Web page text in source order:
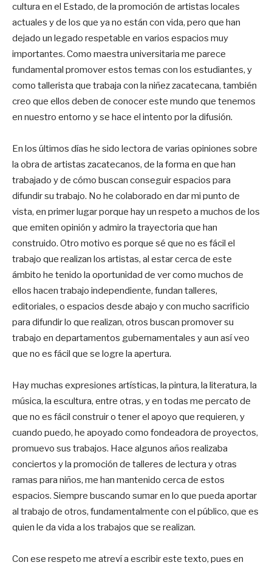
cultura en el Estado, de la promoción de artistas locales
actuales y de los que ya no están con vida, pero que han
dejado un legado respetable en varios espacios muy
importantes. Como maestra universitaria me parece
fundamental promover estos temas con los estudiantes, y
como tallerista que trabaja con la niñez zacatecana, también
creo que ellos deben de conocer este mundo que tenemos
en nuestro entorno y se hace el intento por la difusión.
En los últimos días he sido lectora de varias opiniones sobre
la obra de artistas zacatecanos, de la forma en que han
trabajado y de cómo buscan conseguir espacios para
difundir su trabajo. No he colaborado en dar mi punto de
vista, en primer lugar porque hay un respeto a muchos de los
que emiten opinión y admiro la trayectoria que han
construido. Otro motivo es porque sé que no es fácil el
trabajo que realizan los artistas, al estar cerca de este
ámbito he tenido la oportunidad de ver como muchos de
ellos hacen trabajo independiente, fundan talleres,
editoriales, o espacios desde abajo y con mucho sacrificio
para difundir lo que realizan, otros buscan promover su
trabajo en departamentos gubernamentales y aun así veo
que no es fácil que se logre la apertura.
Hay muchas expresiones artísticas, la pintura, la literatura, la
música, la escultura, entre otras, y en todas me percato de
que no es fácil construir o tener el apoyo que requieren, y
cuando puedo, he apoyado como fondeadora de proyectos,
promuevo sus trabajos. Hace algunos años realizaba
conciertos y la promoción de talleres de lectura y otras
ramas para niños, me han mantenido cerca de estos
espacios. Siempre buscando sumar en lo que pueda aportar
al trabajo de otros, fundamentalmente con el público, que es
quien le da vida a los trabajos que se realizan.
Con ese respeto me atreví a escribir este texto, pues en